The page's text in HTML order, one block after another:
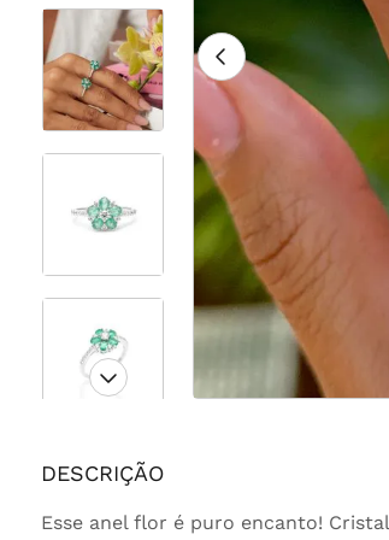
DESCRIÇÃO
Esse anel flor é puro encanto!